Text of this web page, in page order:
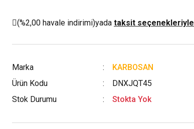
(%2,00 havale indirimi)yada taksit seçenekleriyle
Marka
KARBOSAN
Ürün Kodu
DNXJQT45
Stok Durumu
Stokta Yok